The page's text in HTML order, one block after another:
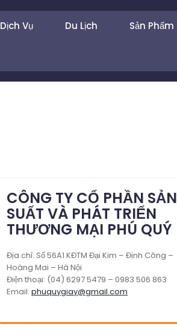
Dịch Vụ Du Lịch Sản Phẩm
CÔNG TY CỔ PHẦN SẢN
SUẤT VÀ PHÁT TRIỂN
THƯƠNG MẠI PHÚ QUÝ
Địa chỉ: Số 56A1 KĐTM Đại Kim – Định Công –
Hoàng Mai – Hà Nội
Điện thoại: (04) 6297 5479 – 0983 506 863
Email: phuquygiay@gmail.com